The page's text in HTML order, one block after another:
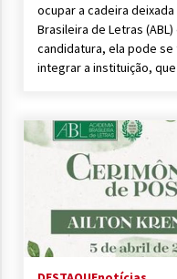
ocupar a cadeira
Brasileira de Letras
candidatura, ela pode
integrar a instituição,